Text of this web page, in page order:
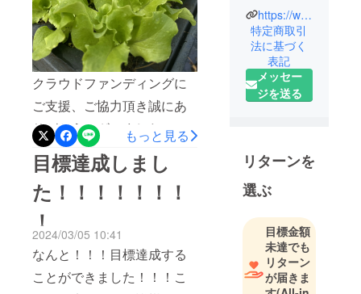
クラウドファンディングに
ご支援、ご協力頂き誠にあ
りがとうございました。皆
さまのご支援のおかげでさ
らに田んぼや畑を増やして
農機具や資材を購入し規模
拡大に向けて出発できそう
です。私1人では実現しな
かったことが1ヶ月間の間に
実現可能の道を示していた
もっと見る
目標達成しまし
た！！！！！！！
！
2024/03/05 10:41
なんと！！！目標達成する
ことができました！！！こ
就農4年目
自然栽培の
固定種農園
星空ファー
ムです。
ママでもあ
ります！
よろしくお
す。
https://www.instagram.com/starryfarm_?igsh=OGQ5ZDc2ODk2ZA%3D%3D&utm_source=qr
特定商取引
法に基づく
表記
メッセー
ジを送る
リターンを
選ぶ
目標金額
未達でも
リターン
が届きま